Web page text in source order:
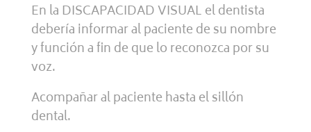
En la DISCAPACIDAD VISUAL el dentista
debería informar al paciente de su nombre
y función a fin de que lo reconozca por su
voz.
Acompañar al paciente hasta el sillón
dental.